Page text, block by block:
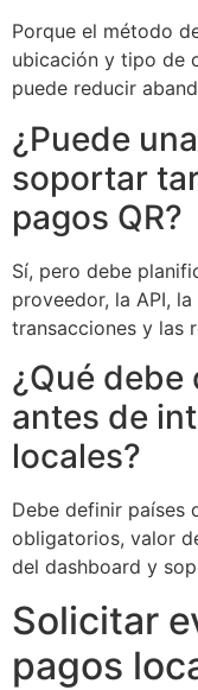
Porque el método
ubicación y tipo de
puede reducir
¿Puede
soportar
pagos QR?
Sí, pero debe
proveedor, la API,
transacciones y las
¿Qué
antes de
locales?
Debe definir países
obligatorios, valor
del dashboard y
Solicitar
pagos